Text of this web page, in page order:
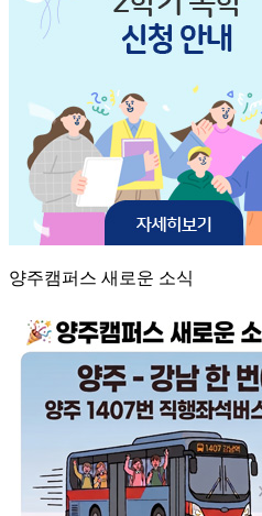
양주캠퍼스 새로운 소식